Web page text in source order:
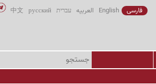
فارسی English العربیه עברית русский
中文